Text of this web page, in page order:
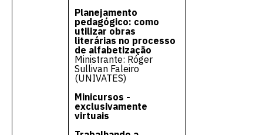
Planejamento
pedagógico: como
utilizar obras
literárias no processo
de alfabetização
Ministrante: Róger
Sullivan Faleiro
(UNIVATES)
Minicursos -
exclusivamente
virtuais